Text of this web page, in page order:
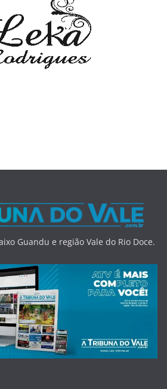
Guandu e região Vale do Rio Doce.